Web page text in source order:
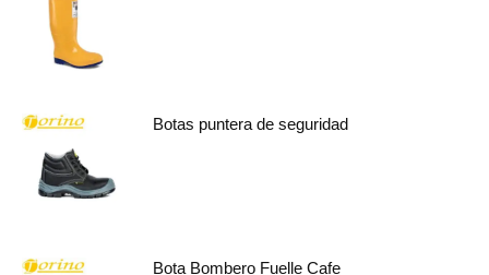
Botas puntera de seguridad
Bota Bombero Fuelle Cafe